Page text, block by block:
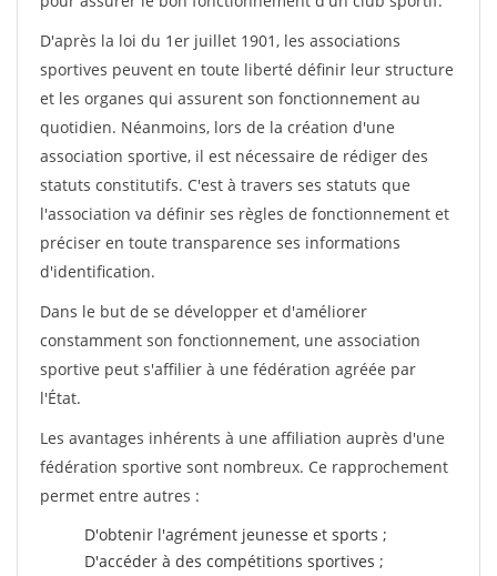
D'après la loi du 1er juillet 1901, les associations
sportives peuvent en toute liberté définir leur structure
et les organes qui assurent son fonctionnement au
quotidien. Néanmoins, lors de la création d'une
association sportive, il est nécessaire de rédiger des
statuts constitutifs. C'est à travers ses statuts que
l'association va définir ses règles de fonctionnement et
préciser en toute transparence ses informations
d'identification.
Dans le but de se développer et d'améliorer
constamment son fonctionnement, une association
sportive peut s'affilier à une fédération agréée par
l'État.
Les avantages inhérents à une affiliation auprès d'une
fédération sportive sont nombreux. Ce rapprochement
permet entre autres :
D'obtenir l'agrément jeunesse et sports ;
D'accéder à des compétitions sportives ;